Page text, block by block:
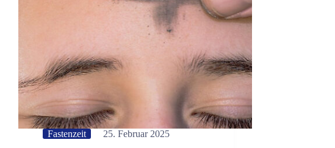
Fastenzeit 25. Februar 2025